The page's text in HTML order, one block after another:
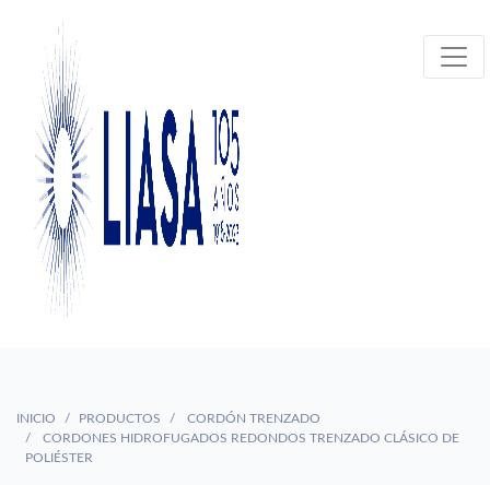
INICIO PRODUCTOS
CORDÓN TRENZADO
CORDONES HIDROFUGADOS REDONDOS TRENZADO CLÁSICO DE
POLIÉSTER